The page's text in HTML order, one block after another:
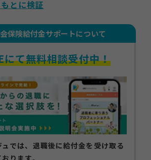
について
とに検証
保険給付金サポートについて
て無料相談受付中！
では、退職後に給付金を受け取る
ります。